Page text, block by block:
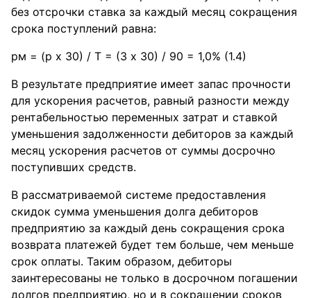
без отсрочки ставка за каждый месяц сокращения
срока поступлений равна:
рм = (р х 30) / Т = (3 х 30) / 90 = 1,0% (1.4)
В результате предприятие имеет запас прочности
для ускорения расчетов, равный разности между
рентабельностью переменных затрат и ставкой
уменьшения задолженности дебиторов за каждый
месяц ускорения расчетов от суммы досрочно
поступивших средств.
В рассматриваемой системе предоставления
скидок сумма уменьшения долга дебиторов
предприятию за каждый день сокращения срока
возврата платежей будет тем больше, чем меньше
срок оплаты. Таким образом, дебиторы
заинтересованы не только в досрочном погашении
долгов предприятию, но и в сокращении сроков